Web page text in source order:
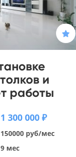
и
работы
1 300 000 ₽
150000 руб/мес
9 мес